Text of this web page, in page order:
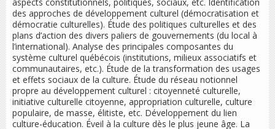
des approches de développement culturel (démocratisation et
démocratie culturelles). Étude des politiques culturelles et des
plans d’action des divers paliers de gouvernements (du local à
l’international). Analyse des principales composantes du
système culturel québécois (institutions, milieux associatifs et
communautaires, etc.). Étude de la transformation des usages
et effets sociaux de la culture. Étude du réseau notionnel
propre au développement culturel : citoyenneté culturelle,
initiative culturelle citoyenne, appropriation culturelle, culture
populaire, de masse, élitiste, etc. Développement du lien
culture-éducation. Éveil à la culture dès le plus jeune âge. La